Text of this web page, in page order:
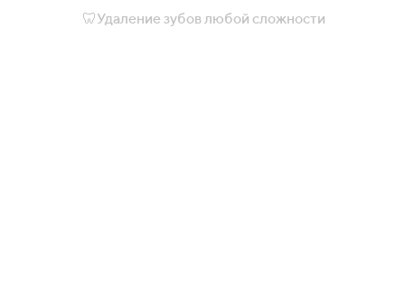
🦷Удаление зубов любой сложности